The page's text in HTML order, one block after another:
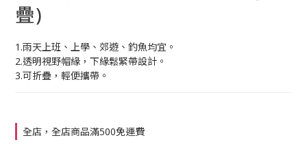
疊)
1.雨天上班、上學、郊遊、釣魚均宜。
2.透明視野帽緣，下緣鬆緊帶設計。
3.可折疊，輕便攜帶。
全店，全店商品滿500免運費